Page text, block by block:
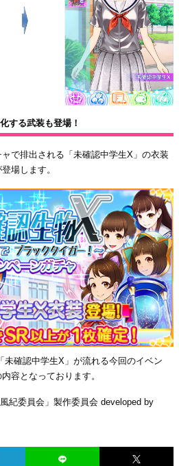
する武装も登場！
で排出される「未確認中学生X」の衣装
場します。
確認中学生X」が流れる今回のイベン
容となっております。
紀委員会」製作委員会 developed by